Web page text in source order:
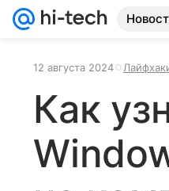
12 августа 2024
Как